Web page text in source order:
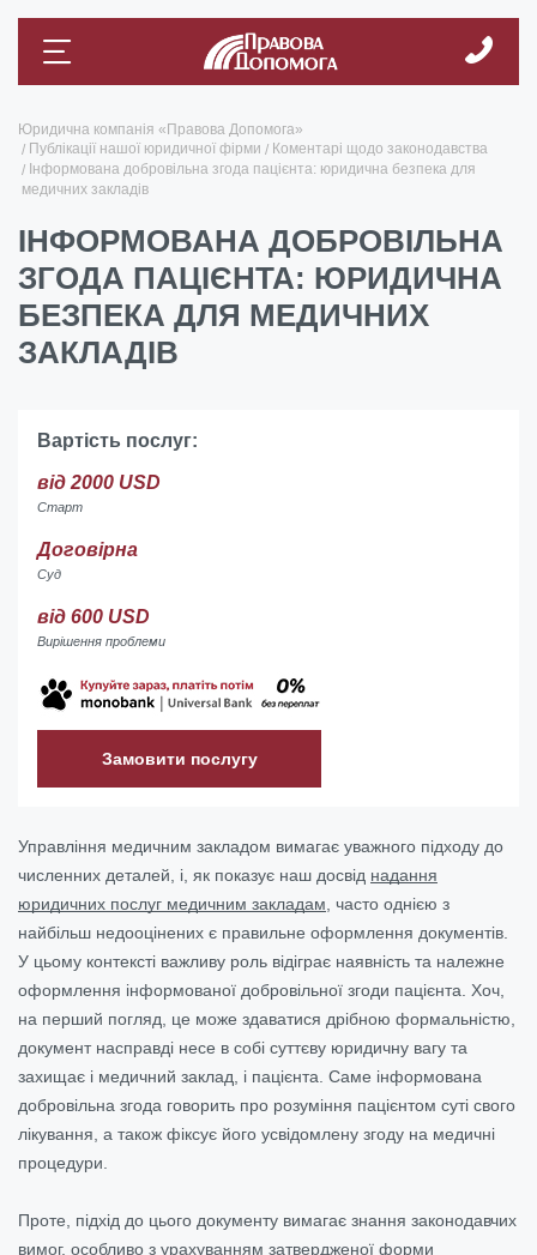
Юридична компанія «Правова Допомога»
Публікації нашої юридичної фірми
Коментарі щодо законодавства
Інформована добровільна згода пацієнта: юридична безпека для
медичних закладів
ІНФОРМОВАНА ДОБРОВІЛЬНА
ЗГОДА ПАЦІЄНТА: ЮРИДИЧНА
БЕЗПЕКА ДЛЯ МЕДИЧНИХ
ЗАКЛАДІВ
Вартість послуг:
від 2000 USD
Старт
Договірна
Суд
від 600 USD
Вирішення проблеми
Замовити послугу
Управління медичним закладом вимагає уважного підходу до
численних деталей, і, як показує наш досвід надання
юридичних послуг медичним закладам , часто однією з
найбільш недооцінених є правильне оформлення документів.
У цьому контексті важливу роль відіграє наявність та належне
оформлення інформованої добровільної згоди пацієнта. Хоч,
на перший погляд, це може здаватися дрібною формальністю,
документ насправді несе в собі суттєву юридичну вагу та
захищає і медичний заклад, і пацієнта. Саме інформована
добровільна згода говорить про розуміння пацієнтом суті свого
лікування, а також фіксує його усвідомлену згоду на медичні
процедури.
Проте, підхід до цього документу вимагає знання законодавчих
вимог, особливо з урахуванням затвердженої форми